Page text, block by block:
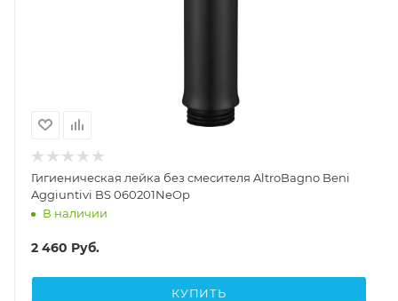
Гигиеническая лейка без смесителя AltroBagno Beni
Aggiuntivi BS 060201NeOp
В наличии
2 460 Руб.
КУПИТЬ